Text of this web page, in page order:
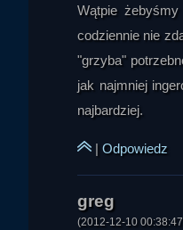
Wątpie
codziennie nie
"grzyba"
jak najmniej
najbardziej.
| Odpowiedz
(2012-12-10